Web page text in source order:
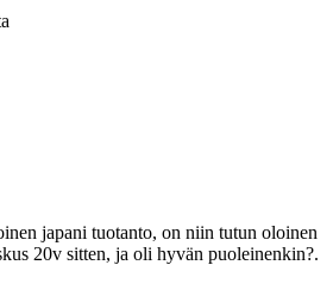
japani tuotanto, on niin tutun oloinen
20v sitten, ja oli hyvän puoleinenkin?.